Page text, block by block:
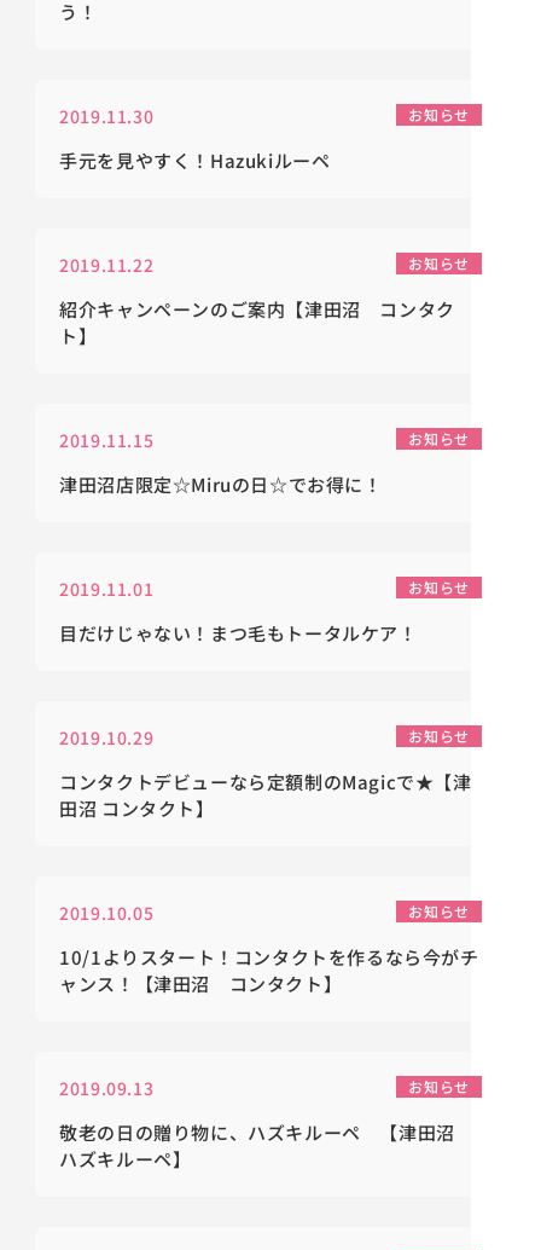
う！
2019.11.30 お知らせ
手元を見やすく！Hazukiルーペ
2019.11.22 お知らせ
紹介キャンペーンのご案内【津田沼 コンタク
ト】
2019.11.15 お知らせ
津田沼店限定☆Miruの日☆でお得に！
2019.11.01 お知らせ
目だけじゃない！まつ毛もトータルケア！
2019.10.29 お知らせ
コンタクトデビューなら定額制のMagicで★【津
田沼 コンタクト】
2019.10.05 お知らせ
10/1よりスタート！コンタクトを作るなら今がチ
ャンス！【津田沼 コンタクト】
2019.09.13 お知らせ
敬老の日の贈り物に、ハズキルーペ 【津田沼
ハズキルーペ】